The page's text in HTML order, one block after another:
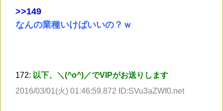
>>149
なんの業種いけばいいの？ｗ
172: 以下、＼(^o^)／でVIPがお送りします
2016/03/01(火) 01:46:59.872 ID:SVu3aZWf0.net